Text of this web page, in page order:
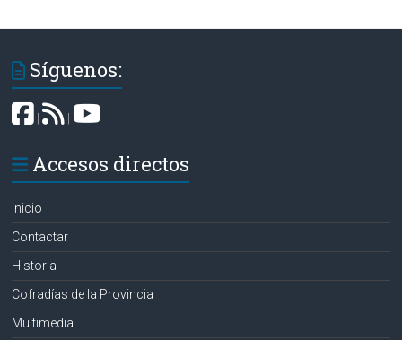
Síguenos:
|
Accesos directos
inicio
Contactar
Historia
Cofradías de la Provincia
Multimedia